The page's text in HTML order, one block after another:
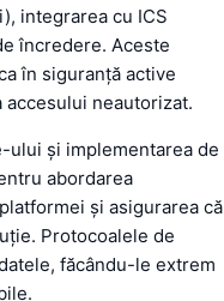
integrarea cu ICS
încredere. Aceste
în siguranță active
neautorizat.
ului și implementarea de
abordarea
și asigurarea că
Protocoalele de
făcându-le extrem